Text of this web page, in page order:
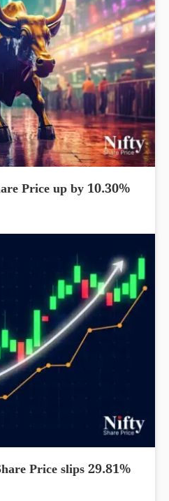
Price up by 10.30%
Price slips 29.81%